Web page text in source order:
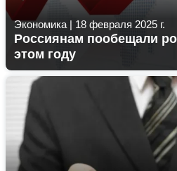
Экономика | 18 февраля 2025 г.
Россиянам пообещали
этом году